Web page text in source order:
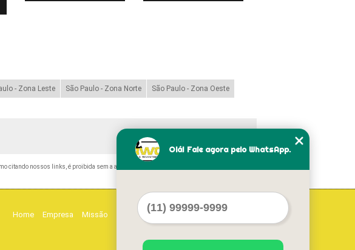
- Zona Leste São Paulo - Zona Norte São Paulo - Zona Oeste
citando nossos links, é proibida sem a autorização do autor. Crime de violação de direito
Home Empresa Missão Serviços Contato Mapa do site
Olá! Fale agora pelo WhatsApp.